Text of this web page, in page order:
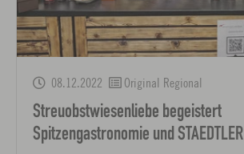
08.12.2022 Original Regional
Streuobstwiesenliebe begeistert
Spitzengastronomie und STAEDTLER